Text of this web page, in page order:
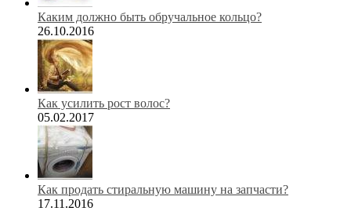
Каким должно быть обручальное кольцо?
26.10.2016
Как усилить рост волос?
05.02.2017
Как продать стиральную машину на запчасти?
17.11.2016